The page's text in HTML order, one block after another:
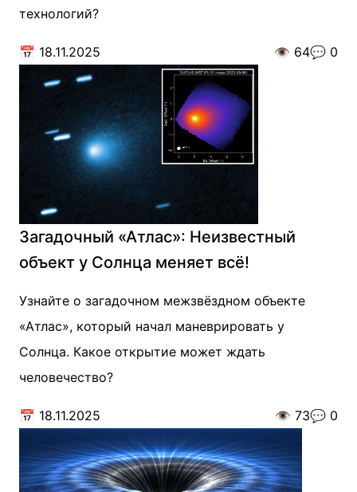
технологий?
📅 18.11.2025 👁️ 64💬 0
Загадочный «Атлас»: Неизвестный
объект у Солнца меняет всё!
Узнайте о загадочном межзвёздном объекте
«Атлас», который начал маневрировать у
Солнца. Какое открытие может ждать
человечество?
📅 18.11.2025 👁️ 73💬 0